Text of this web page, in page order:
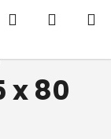
Hľadať
x 80